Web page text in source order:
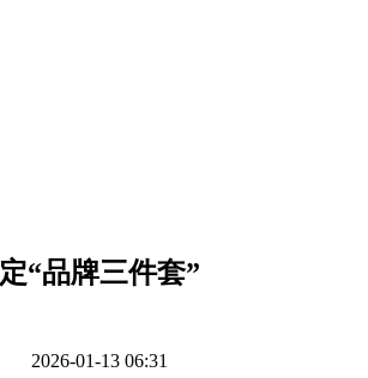
定“品牌三件套”
2026-01-13 06:31